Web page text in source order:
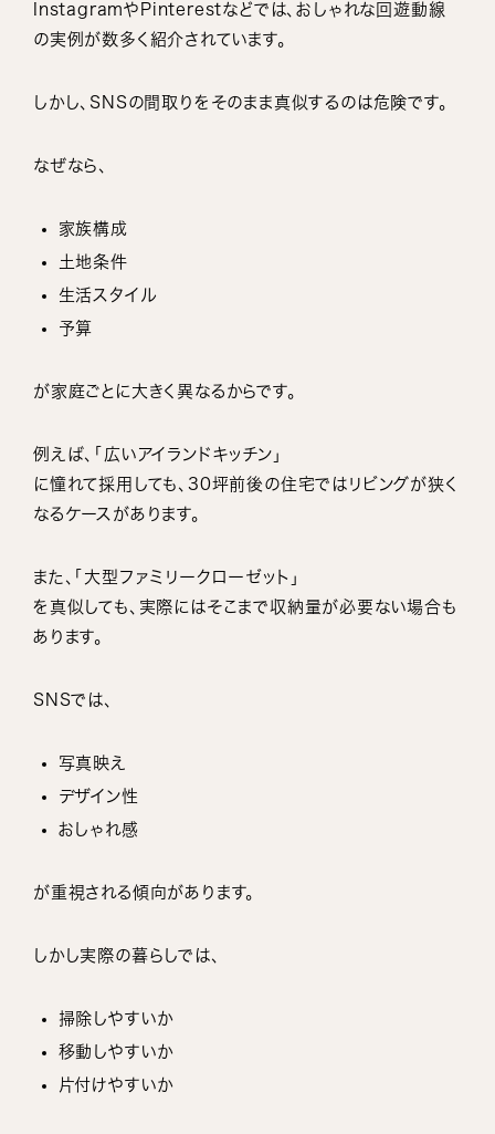
InstagramやPinterestなどでは、おしゃれな回遊動線
の実例が数多く紹介されています。
しかし、SNSの間取りをそのまま真似するのは危険です。
なぜなら、
家族構成
土地条件
生活スタイル
予算
が家庭ごとに大きく異なるからです。
例えば、「広いアイランドキッチン」
に憧れて採用しても、30坪前後の住宅ではリビングが狭く
なるケースがあります。
また、「大型ファミリークローゼット」
を真似しても、実際にはそこまで収納量が必要ない場合も
あります。
SNSでは、
写真映え
デザイン性
おしゃれ感
が重視される傾向があります。
しかし実際の暮らしでは、
掃除しやすいか
移動しやすいか
片付けやすいか